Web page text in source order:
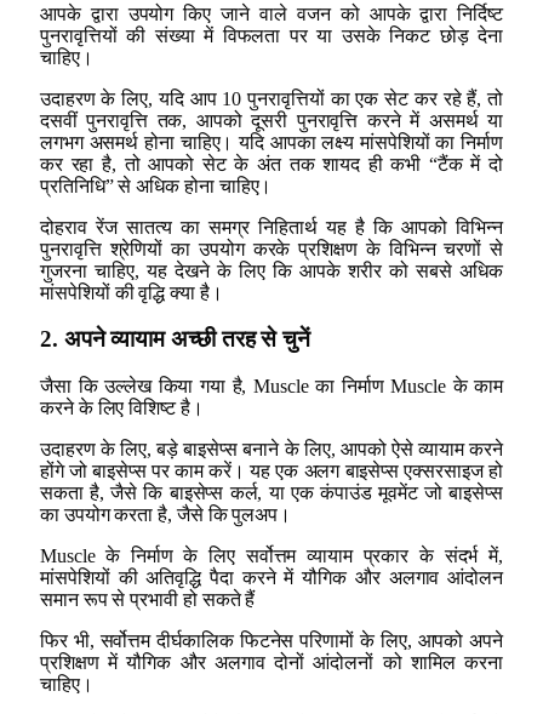
आपके द्वारा उपयोग किए जाने वाले वजन को आपके द्वारा निर्दिष्ट
पुनरावृत्तियों की संख्या में विफलता पर या उसके निकट छोड़ देना
चाहिए।
उदाहरण के लिए, यदि आप 10 पुनरावृत्तियों का एक सेट कर रहे हैं, तो
दसवीं पुनरावृत्ति तक, आपको दूसरी पुनरावृत्ति करने में असमर्थ या
लगभग असमर्थ होना चाहिए। यदि आपका लक्ष्य मांसपेशियों का निर्माण
कर रहा है, तो आपको सेट के अंत तक शायद ही कभी “टैंक में दो
प्रतिनिधि” से अधिक होना चाहिए।
दोहराव रेंज सातत्य का समग्र निहितार्थ यह है कि आपको विभिन्न
पुनरावृत्ति श्रेणियों का उपयोग करके प्रशिक्षण के विभिन्न चरणों से
गुजरना चाहिए, यह देखने के लिए कि आपके शरीर को सबसे अधिक
मांसपेशियों की वृद्धि क्या है।
2. अपने व्यायाम अच्छी तरह से चुनें
जैसा कि उल्लेख किया गया है, Muscle का निर्माण Muscle के काम
करने के लिए विशिष्ट है।
उदाहरण के लिए, बड़े बाइसेप्स बनाने के लिए, आपको ऐसे व्यायाम करने
होंगे जो बाइसेप्स पर काम करें। यह एक अलग बाइसेप्स एक्सरसाइज हो
सकता है, जैसे कि बाइसेप्स कर्ल, या एक कंपाउंड मूवमेंट जो बाइसेप्स
का उपयोग करता है, जैसे कि पुलअप।
Muscle के निर्माण के लिए सर्वोत्तम व्यायाम प्रकार के संदर्भ में,
मांसपेशियों की अतिवृद्धि पैदा करने में यौगिक और अलगाव आंदोलन
समान रूप से प्रभावी हो सकते हैं
फिर भी, सर्वोत्तम दीर्घकालिक फिटनेस परिणामों के लिए, आपको अपने
प्रशिक्षण में यौगिक और अलगाव दोनों आंदोलनों को शामिल करना
चाहिए।